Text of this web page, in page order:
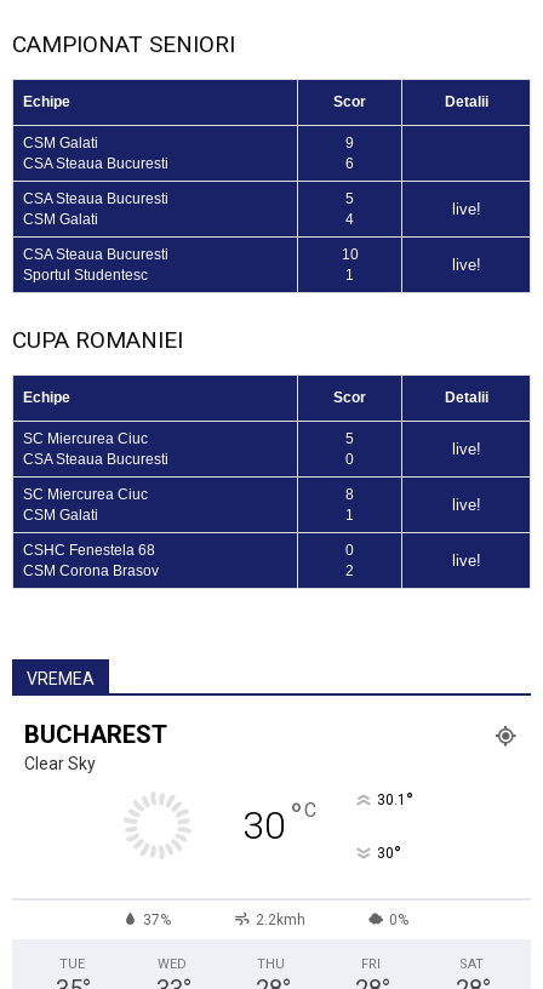
CAMPIONAT SENIORI
Echipe Scor Detalii
CSM Galati
CSA Steaua Bucuresti
9
6
CSA Steaua Bucuresti
CSM Galati
5
4
live!
CSA Steaua Bucuresti
Sportul Studentesc
10
1
live!
CUPA ROMANIEI
Echipe Scor Detalii
SC Miercurea Ciuc
CSA Steaua Bucuresti
5
0
live!
SC Miercurea Ciuc
CSM Galati
8
1
live!
CSHC Fenestela 68
CSM Corona Brasov
0
2
live!
VREMEA
BUCHAREST
Clear Sky
30 °C 30.1 °
30°
37% 2.2kmh 0%
TUE WED THU FRI SAT